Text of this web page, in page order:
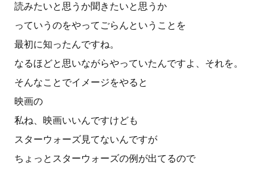
読みたいと思うか聞きたいと思うか
っていうのをやってごらんということを
最初に知ったんですね。
なるほどと思いながらやっていたんですよ、それを。
そんなことでイメージをやると
映画の
私ね、映画いいんですけども
スターウォーズ見てないんですが
ちょっとスターウォーズの例が出てるので